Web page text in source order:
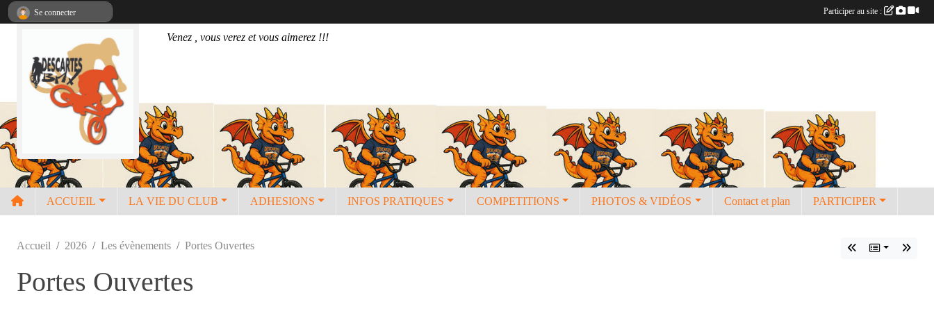
Venez , vous verez et vous aimerez !!!
ACCUEIL LA VIE DU CLUB ADHESIONS INFOS PRATIQUES COMPETITIONS PHOTOS & VIDÉOS Contact et plan PARTICIPER
Accueil 2026 Les évènements Portes Ouvertes
Portes Ouvertes
Se connecter Participer au site :
Panneau de gestion des cookies